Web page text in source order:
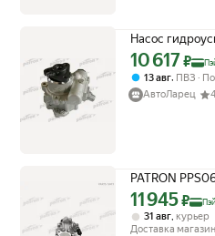
Насос
Цена с картой
10 617₽
13 авг, ПВЗ
АвтоЛарец
PATRON
Цена с картой
11 945₽ Пэй
31 авг, курьер
Доставка